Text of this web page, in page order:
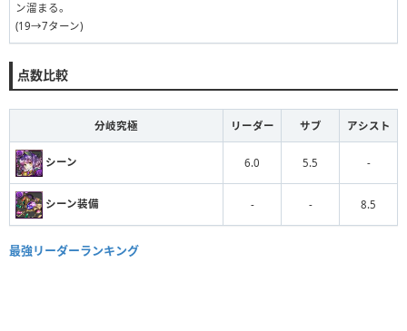
ン溜まる。
(19→7ターン)
点数比較
分岐究極 リーダー サブ アシスト
シーン 6.0 5.5 -
シーン装備 - - 8.5
最強リーダーランキング